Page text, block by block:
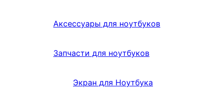
Аксессуары для ноутбуков
Запчасти для ноутбуков
Экран для Ноутбука